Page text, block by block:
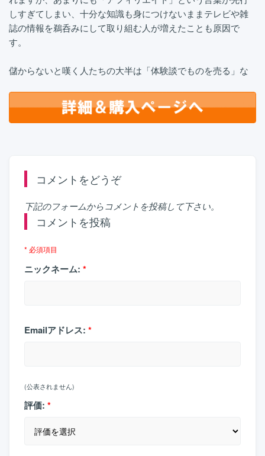
しすぎてしまい、十分な知識も身につけないままテレビや雑
誌の情報を鵜呑みにして取り組む人が増えたことも原因で
す。
儲からないと嘆く人たちの大半は「体験談でものを売る」な
コメントをどうぞ
下記のフォームからコメントを投稿して下さい。
コメントを投稿
* 必須項目
ニックネーム: *
Emailアドレス: *
(公表されません)
評価: *